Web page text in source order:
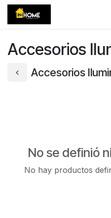
Ir al contenido
Accesorios
Accesorios
No se definió
No hay productos